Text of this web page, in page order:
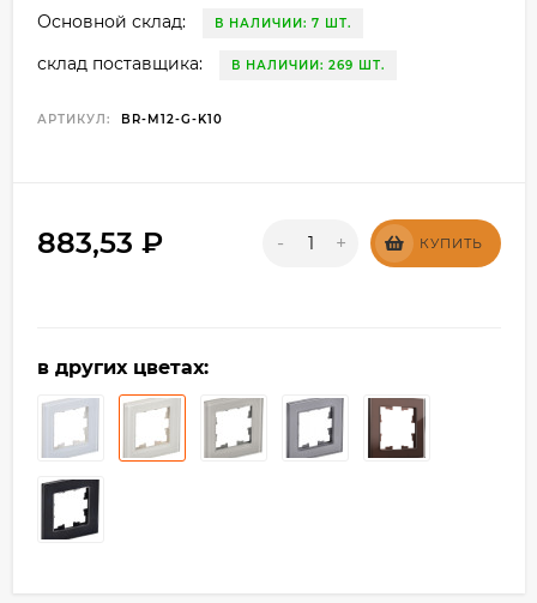
Основной склад: В НАЛИЧИИ: 7 ШТ.
склад поставщика: В НАЛИЧИИ: 269 ШТ.
АРТИКУЛ: BR-M12-G-K10
883,53 ₽ - + КУПИТЬ
в других цветах: